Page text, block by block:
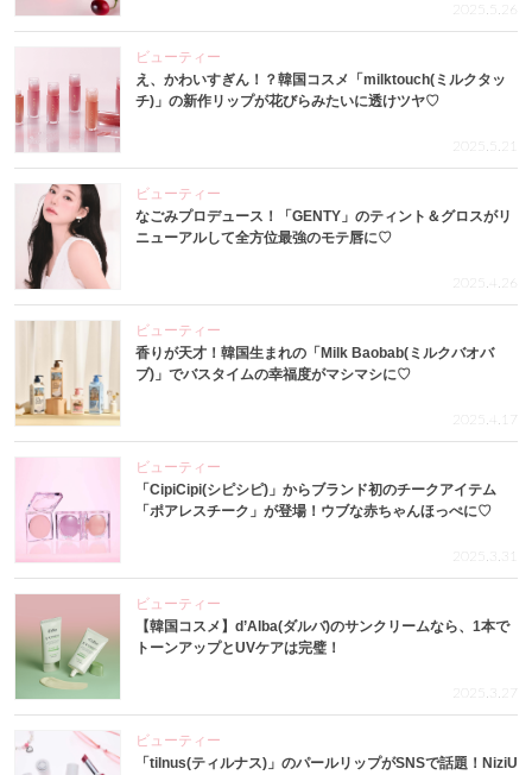
2025.5.26
ビューティー
え、かわいすぎん！？韓国コスメ「milktouch(ミルクタッ
チ)」の新作リップが花びらみたいに透けツヤ♡
2025.5.21
ビューティー
なごみプロデュース！「GENTY」のティント＆グロスがリ
ニューアルして全方位最強のモテ唇に♡
2025.4.26
ビューティー
香りが天才！韓国生まれの「Milk Baobab(ミルクバオバ
ブ)」でバスタイムの幸福度がマシマシに♡
2025.4.17
ビューティー
「CipiCipi(シピシピ)」からブランド初のチークアイテム
「ポアレスチーク」が登場！ウブな赤ちゃんほっぺに♡
2025.3.31
ビューティー
【韓国コスメ】d’Alba(ダルバ)のサンクリームなら、1本で
トーンアップとUVケアは完璧！
2025.3.27
ビューティー
「tilnus(ティルナス)」のパールリップがSNSで話題！NiziU